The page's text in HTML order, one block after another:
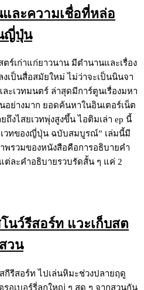
ละความเชื่อที่หล่อ
ญี่ปุ่น
ร์เก่าแก่ยาวนาน มีตำนานและเรื่อง
เป็นสื่อสมัยใหม่ ไม่ว่าจะเป็นนินจา
ะเวทมนตร์ ล่าสุดมีการ์ตูนเรื่องมหา
อย่างมาก ยอดค้นหาในอินเตอร์เน็ต
งไสยเวทพุ่งสูงขึ้น ไอติมเล่า ep นี้
เวทของญี่ปุ่น ฉบับสมบูรณ์” เล่มนี้มี
พรวมของหนังสือคือการอธิบายคำ
ละคำอธิบายรวบรัดสั้น ๆ แค่ 2
นว์รีสอร์ท แวะเก็บสต
วน
กีรีสอร์ท ไปเล่นหิมะช่วงปลายฤดู
อเบอร์รี่ลูกใหญ่ ๆ สด ๆ จากสวนกัน